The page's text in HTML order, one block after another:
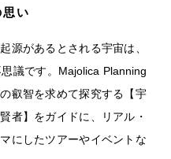
い
源があるとされる宇宙は、
議です。Majolica Planning
叡智を求めて探究する【宇
者】をガイドに、リアル・
にしたツアーやイベントな